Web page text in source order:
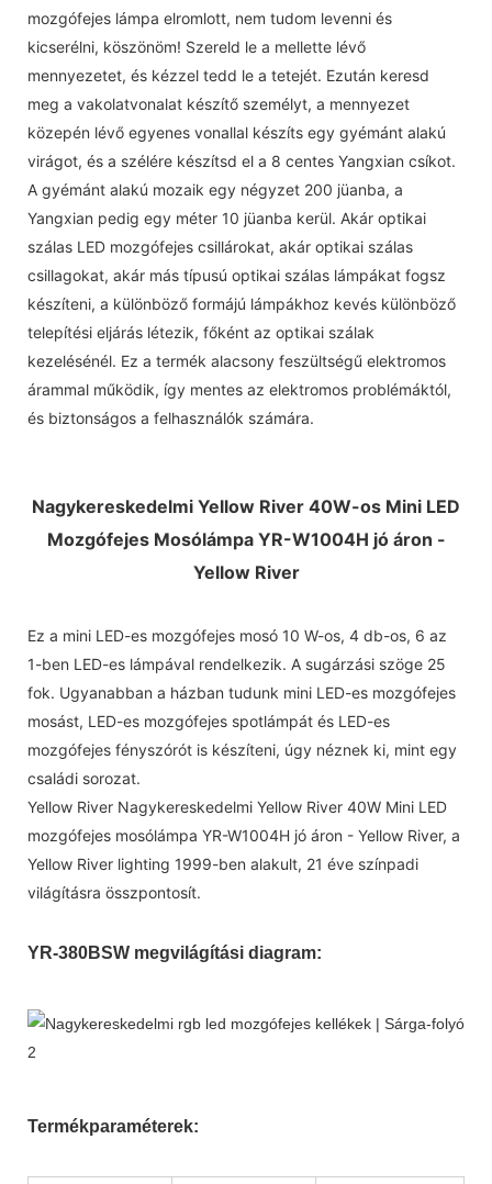
mozgófejes lámpa elromlott, nem tudom levenni és
kicserélni, köszönöm! Szereld le a mellette lévő
mennyezetet, és kézzel tedd le a tetejét. Ezután keresd
meg a vakolatvonalat készítő személyt, a mennyezet
közepén lévő egyenes vonallal készíts egy gyémánt alakú
virágot, és a szélére készítsd el a 8 centes Yangxian csíkot.
A gyémánt alakú mozaik egy négyzet 200 jüanba, a
Yangxian pedig egy méter 10 jüanba kerül. Akár optikai
szálas LED mozgófejes csillárokat, akár optikai szálas
csillagokat, akár más típusú optikai szálas lámpákat fogsz
készíteni, a különböző formájú lámpákhoz kevés különböző
telepítési eljárás létezik, főként az optikai szálak
kezelésénél. Ez a termék alacsony feszültségű elektromos
árammal működik, így mentes az elektromos problémáktól,
és biztonságos a felhasználók számára.
Nagykereskedelmi Yellow River 40W-os Mini LED
Mozgófejes Mosólámpa YR-W1004H jó áron -
Yellow River
Ez a mini LED-es mozgófejes mosó 10 W-os, 4 db-os, 6 az
1-ben LED-es lámpával rendelkezik. A sugárzási szöge 25
fok. Ugyanabban a házban tudunk mini LED-es mozgófejes
mosást, LED-es mozgófejes spotlámpát és LED-es
mozgófejes fényszórót is készíteni, úgy néznek ki, mint egy
családi sorozat.
Yellow River Nagykereskedelmi Yellow River 40W Mini LED
mozgófejes mosólámpa YR-W1004H jó áron - Yellow River, a
Yellow River lighting 1999-ben alakult, 21 éve színpadi
világításra összpontosít.
YR-380BSW megvilágítási diagram:
Termékparaméterek: